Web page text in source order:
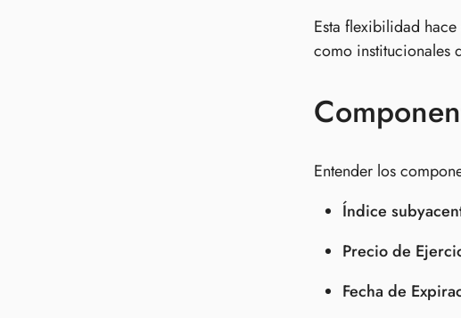
Esta flexibilidad
como institucionales
Entender los
Índice
Precio de
Fecha de